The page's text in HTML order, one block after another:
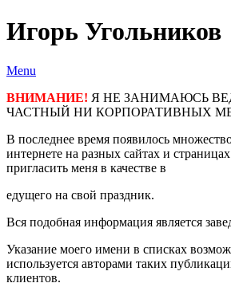
Игорь Угольников
Menu
ВНИМАНИЕ! Я НЕ ЗАНИМАЮСЬ
ЧАСТНЫЙ НИ КОРПОРАТИВНЫХ
В последнее время появилось
интернете на разных сайтах и
пригласить меня в качестве в
едущего на свой праздник.
Вся подобная информация является
Указание моего имени в списках
используется авторами таких
клиентов.